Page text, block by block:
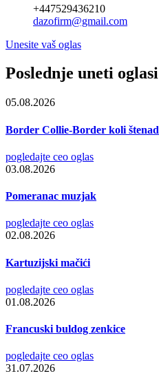
+447529436210
dazofirm@gmail.com
Unesite vaš oglas
Poslednje uneti oglasi
05.08.2026
Border Collie-Border koli štenad
pogledajte ceo oglas
03.08.2026
Pomeranac muzjak
pogledajte ceo oglas
02.08.2026
Kartuzijski mačići
pogledajte ceo oglas
01.08.2026
Francuski buldog zenkice
pogledajte ceo oglas
31.07.2026